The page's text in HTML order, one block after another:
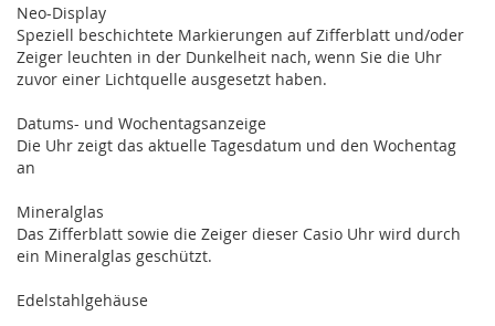
Neo-Display
Speziell beschichtete Markierungen auf Zifferblatt und/oder
Zeiger leuchten in der Dunkelheit nach, wenn Sie die Uhr
zuvor einer Lichtquelle ausgesetzt haben.
Datums- und Wochentagsanzeige
Die Uhr zeigt das aktuelle Tagesdatum und den Wochentag
an
Mineralglas
Das Zifferblatt sowie die Zeiger dieser Casio Uhr wird durch
ein Mineralglas geschützt.
Edelstahlgehäuse